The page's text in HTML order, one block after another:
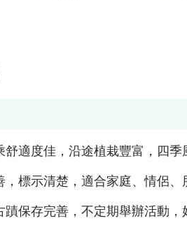
適度佳，沿途植栽豐富，四季
標示清楚，適合家庭、情侶、
保存完善，不定期舉辦活動，